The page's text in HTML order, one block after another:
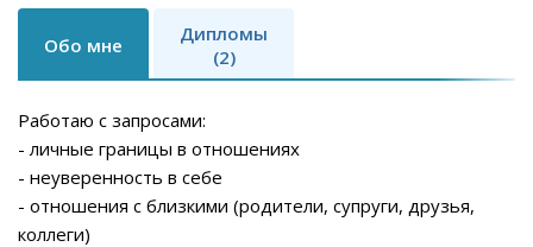
Обо мне
Дипломы
(2)
Работаю с запросами:
- личные границы в отношениях
- неуверенность в себе
- отношения с близкими (родители, супруги, друзья,
коллеги)